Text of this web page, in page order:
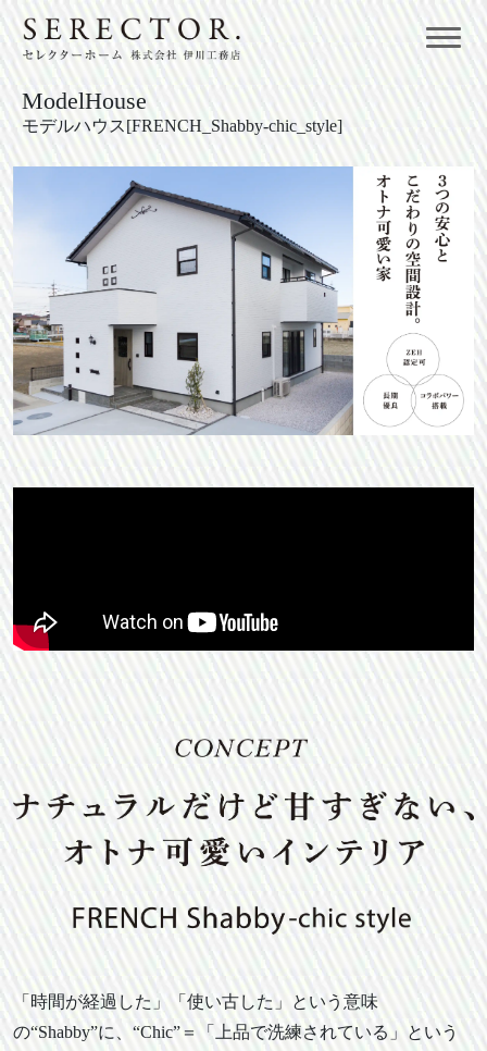
ModelHouse
モデルハウス[FRENCH_Shabby‐chic_style]
「時間が経過した」「使い古した」という意味
の“Shabby”に、“Chic”＝「上品で洗練されている」という